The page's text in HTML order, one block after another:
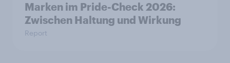
Marken im Pride-Check 2026:
Zwischen Haltung und Wirkung
Report